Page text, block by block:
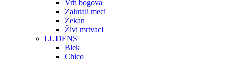
Vrh bogova
Zalutali meci
Zekan
Živi mrtvaci
LUDENS
Blek
Chico